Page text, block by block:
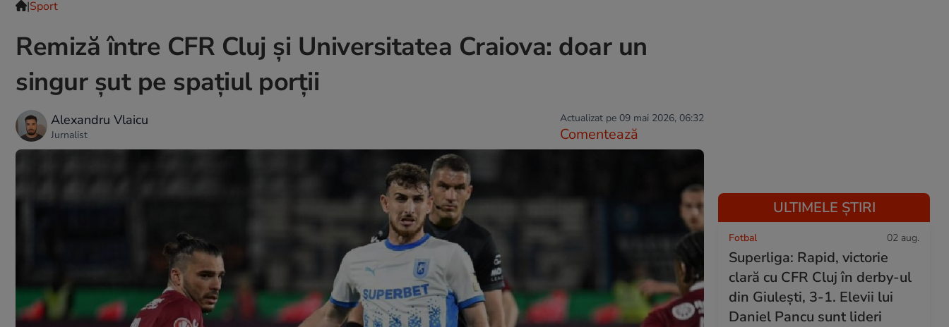
|Sport
Remiză între CFR Cluj și Universitatea Craiova: doar un
singur șut pe spațiul porții
Alexandru Vlaicu
Jurnalist
Actualizat pe 09 mai 2026, 06:32
Comentează
ULTIMELE ȘTIRI
Fotbal 02 aug.
Superliga: Rapid, victorie
clară cu CFR Cluj în derby-ul
din Giulești, 3-1. Elevii lui
Daniel Pancu sunt lideri